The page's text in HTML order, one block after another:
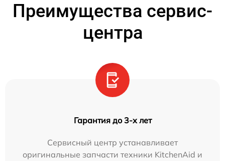
Преимущества сервис-
центра
Гарантия до 3-х лет
Сервисный центр устанавливает
оригинальные запчасти техники KitchenAid и